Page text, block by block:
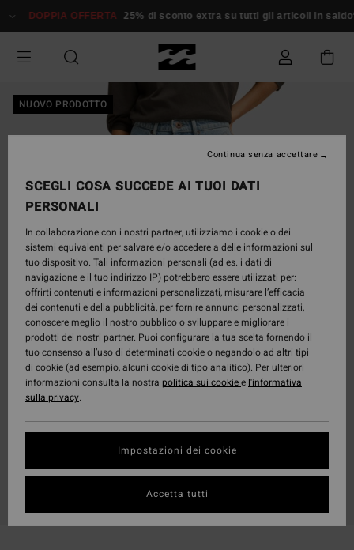
alle
prodotto
DOPPIA OFFERTA 25% di sconto extra su tutti gli articoli in saldo*
NUOVO PRODOTTO
SCEGLI COSA SUCCEDE AI TUOI DATI
PERSONALI
In collaborazione con i nostri partner, utilizziamo i cookie o dei
sistemi equivalenti per salvare e/o accedere a delle informazioni sul
tuo dispositivo. Tali informazioni personali (ad es. i dati di
navigazione e il tuo indirizzo IP) potrebbero essere utilizzati per:
offrirti contenuti e informazioni personalizzati, misurare l’efficacia
dei contenuti e della pubblicità, per fornire annunci personalizzati,
conoscere meglio il nostro pubblico o sviluppare e migliorare i
prodotti dei nostri partner. Puoi configurare la tua scelta fornendo il
tuo consenso all’uso di determinati cookie o negandolo ad altri tipi
di cookie (ad esempio, alcuni cookie di tipo analitico). Per ulteriori
informazioni consulta la nostra politica sui cookiee l'informativa
sulla privacy.
Impostazioni dei cookie
Continua senza accettare
Accetta tutti